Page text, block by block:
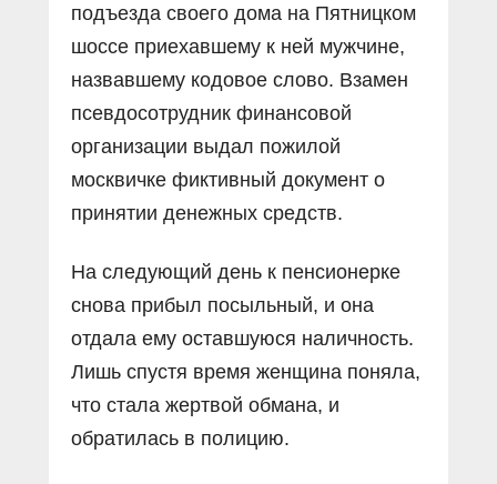
подъезда своего дома на Пятницком
шоссе приехавшему к ней мужчине,
назвавшему кодовое слово. Взамен
псевдосотрудник финансовой
организации выдал пожилой
москвичке фиктивный документ о
принятии денежных средств.
На следующий день к пенсионерке
снова прибыл посыльный, и она
отдала ему оставшуюся наличность.
Лишь спустя время женщина поняла,
что стала жертвой обмана, и
обратилась в полицию.